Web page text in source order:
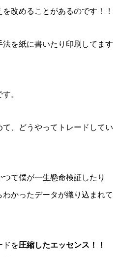
改めることがあるのです！！
を紙に書いたり印刷してます
。
て、どうやってトレードしてい
て僕が一生懸命検証したり
かったデータが織り込まれて
ドを圧縮したエッセンス！！